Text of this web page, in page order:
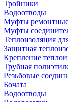
Тройники
Водоотводы
Муфты ремонтные
Муфты
Теплоизоляция
Защитная
Крепление
Трубная
Резьбовые
Бочата
Водоотводы